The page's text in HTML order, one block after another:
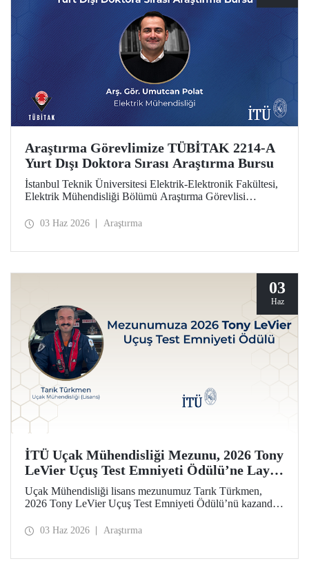
Araştırma Görevlimize TÜBİTAK 2214-A
Yurt Dışı Doktora Sırası Araştırma Bursu
İstanbul Teknik Üniversitesi Elektrik-Elektronik Fakültesi,
Elektrik Mühendisliği Bölümü Araştırma Görevlisi
Sırası Araştırma Bursu kapsamında desteklenmeye hak
03 Haz 2026 Araştırma
03
Haz
İTÜ Uçak Mühendisliği Mezunu, 2026 Tony
LeVier Uçuş Test Emniyeti Ödülü’ne Layık
Görüldü
Uçak Mühendisliği lisans mezunumuz Tarık Türkmen,
2026 Tony LeVier Uçuş Test Emniyeti Ödülü’nü kazandı.
emniyetine ve literatürüne sağladığı katkıyla bu prestijli
03 Haz 2026 Araştırma